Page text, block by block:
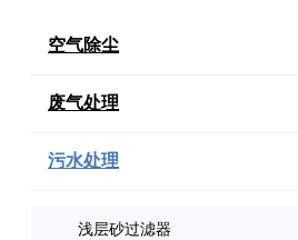
空气除尘
废气处理
污水处理
浅层砂过滤器